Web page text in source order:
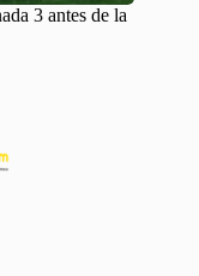
3 antes de la